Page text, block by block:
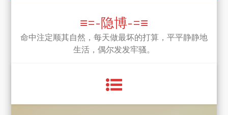
≡=-隐博-=≡
命中注定顺其自然，每天做最坏的打算，平平静静地
生活，偶尔发发牢骚。